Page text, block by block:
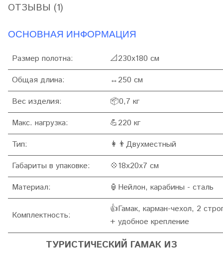
ОТЗЫВЫ (1)
ОСНОВНАЯ ИНФОРМАЦИЯ
Размер полотна: 📐230х180 см
Общая длина:
↔250 см
Вес изделия:
📦0,7 кг
Макс. нагрузка:
💪220 кг
Тип:
👩👨Двухместный
Габариты в упаковке:
💠18x20x7 см
Материал:
🏮Нейлон, карабины - сталь
Комплектность:
👍Гамак, карман-чехол, 2
+ удобное крепление
ТУРИСТИЧЕСКИЙ ГАМАК ИЗ